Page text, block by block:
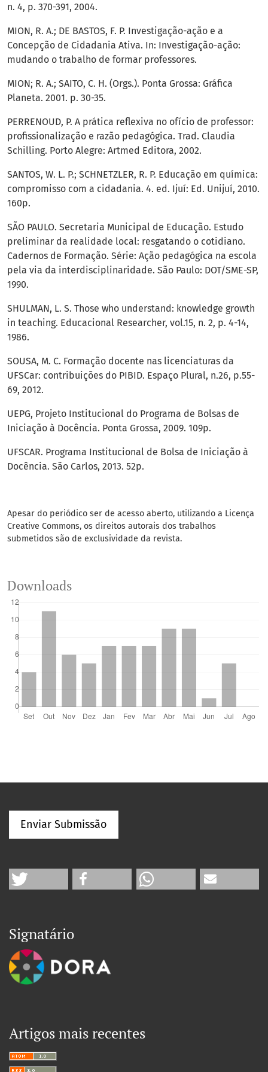
n. 4, p. 370-391, 2004.
MION, R. A.; DE BASTOS, F. P. Investigação-ação e a
Concepção de Cidadania Ativa. In: Investigação-ação:
mudando o trabalho de formar professores.
MION; R. A.; SAITO, C. H. (Orgs.). Ponta Grossa: Gráfica
Planeta. 2001. p. 30-35.
PERRENOUD, P. A prática reflexiva no ofício de professor:
profissionalização e razão pedagógica. Trad. Claudia
Schilling. Porto Alegre: Artmed Editora, 2002.
SANTOS, W. L. P.; SCHNETZLER, R. P. Educação em química:
compromisso com a cidadania. 4. ed. Ijuí: Ed. Unijuí, 2010.
160p.
SÃO PAULO. Secretaria Municipal de Educação. Estudo
preliminar da realidade local: resgatando o cotidiano.
Cadernos de Formação. Série: Ação pedagógica na escola
pela via da interdisciplinaridade. São Paulo: DOT/SME-SP,
1990.
SHULMAN, L. S. Those who understand: knowledge growth
in teaching. Educacional Researcher, vol.15, n. 2, p. 4-14,
1986.
SOUSA, M. C. Formação docente nas licenciaturas da
UFSCar: contribuições do PIBID. Espaço Plural, n.26, p.55-
69, 2012.
UEPG, Projeto Institucional do Programa de Bolsas de
Iniciação à Docência. Ponta Grossa, 2009. 109p.
UFSCAR. Programa Institucional de Bolsa de Iniciação à
Docência. São Carlos, 2013. 52p.
Apesar do periódico ser de acesso aberto, utilizando a Licença
Creative Commons, os direitos autorais dos trabalhos
submetidos são de exclusividade da revista.
Downloads
Enviar Submissão
Signatário
Artigos mais recentes